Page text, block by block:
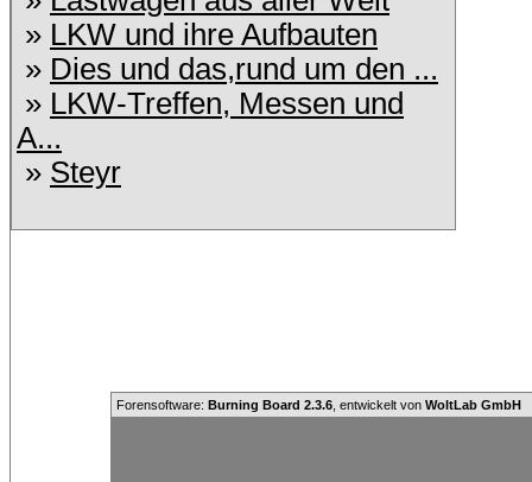
» LKW und ihre Aufbauten
» Dies und das,rund um den ...
» LKW-Treffen, Messen und
A...
» Steyr
Forensoftware: Burning Board 2.3.6 , entwickelt von WoltLab GmbH